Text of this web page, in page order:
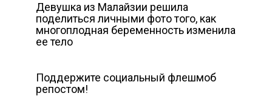
Девушка из Малайзии решила
поделиться личными фото того, как
многоплодная беременность изменила
ее тело
Поддержите социальный флешмоб
репостом!